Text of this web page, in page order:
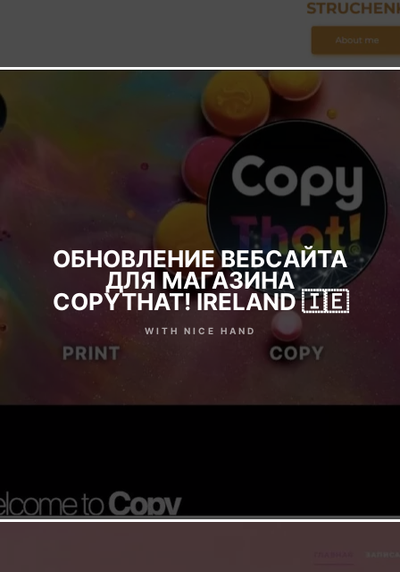
ОБНОВЛЕНИЕ ВЕБСАЙТА
ДЛЯ МАГАЗИНА
COPYTHAT! IRELAND 🇮🇪
WITH NICE HAND